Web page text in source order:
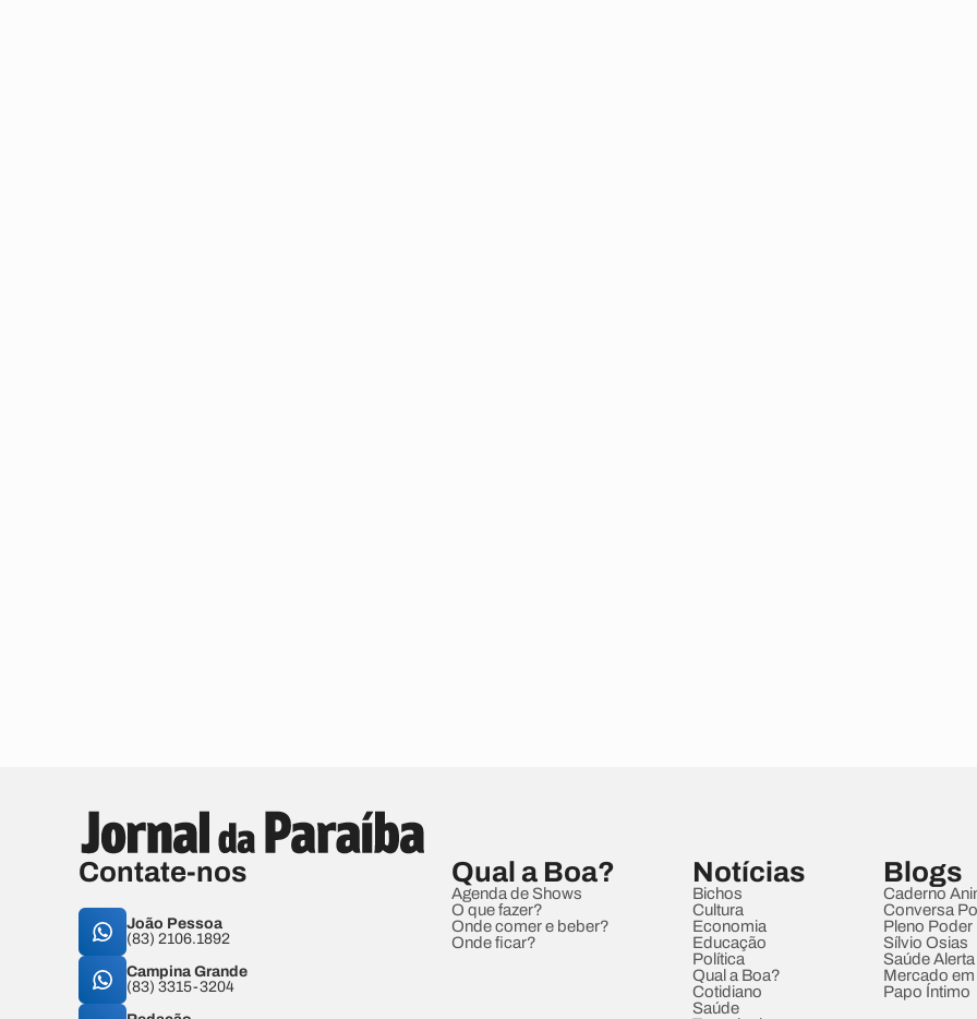
Contate-nos
João Pessoa
(83) 2106.1892
Campina Grande
(83) 3315-3204
Qual a Boa?
Agenda de Shows
O que fazer?
Onde comer e beber?
Onde ficar?
Notícias
Bichos
Cultura
Economia
Educação
Política
Qual a Boa?
Cotidiano
Saúde
Blogs
Caderno
Conversa
Pleno Poder
Sílvio Osias
Saúde Alerta
Mercado
Papo Íntimo